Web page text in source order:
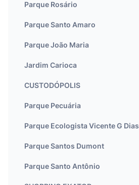
Parque Rosário
Parque Santo Amaro
Parque João Maria
Jardim Carioca
CUSTODÓPOLIS
Parque Pecuária
Parque Ecologista Vicente G Dias
Parque Santos Dumont
Parque Santo Antônio